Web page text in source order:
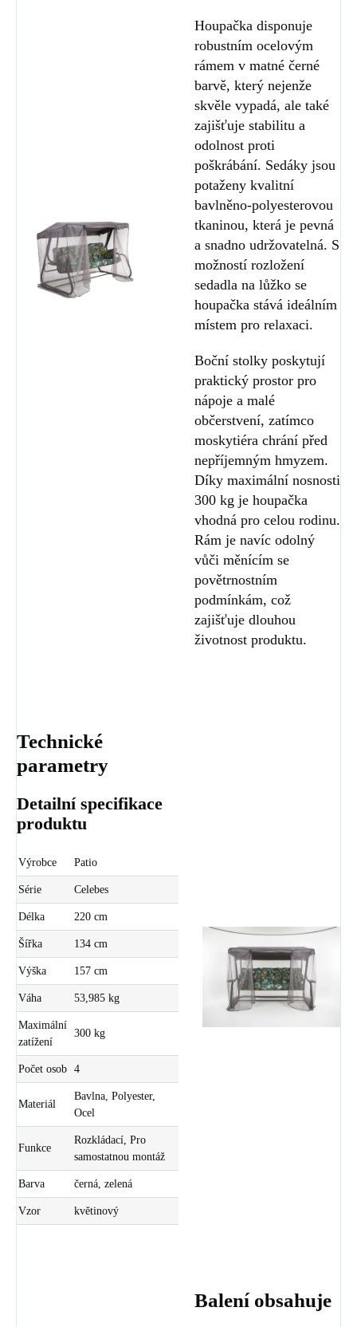
Houpačka disponuje
robustním ocelovým
rámem v matné černé
barvě, který nejenže
skvěle vypadá, ale také
zajišťuje stabilitu a
odolnost proti
poškrábání. Sedáky jsou
potaženy kvalitní
bavlněno-polyesterovou
tkaninou, která je pevná
a snadno udržovatelná. S
možností rozložení
sedadla na lůžko se
houpačka stává ideálním
místem pro relaxaci.
Boční stolky poskytují
praktický prostor pro
nápoje a malé
občerstvení, zatímco
moskytiéra chrání před
nepříjemným hmyzem.
Díky maximální nosnosti
300 kg je houpačka
vhodná pro celou rodinu.
Rám je navíc odolný
vůči měnícím se
povětrnostním
podmínkám, což
zajišťuje dlouhou
životnost produktu.
Technické
parametry
Detailní specifikace
produktu
Výrobce Patio
Série Celebes
Délka 220 cm
Šířka 134 cm
Výška 157 cm
Váha 53,985 kg
Maximální
zatížení
300 kg
Počet osob 4
Materiál
Bavlna, Polyester,
Ocel
Funkce
Rozkládací, Pro
samostatnou montáž
Barva černá, zelená
Vzor květinový
Balení obsahuje